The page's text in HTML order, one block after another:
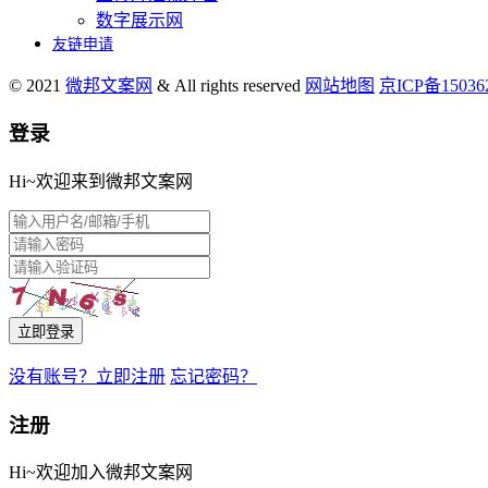
数字展示网
友链申请
© 2021 微邦文案网 & All rights reserved 网站地图 京ICP备
登录
Hi~欢迎来到微邦文案网
立即登录
没有账号？立即注册 忘记密码？
注册
Hi~欢迎加入微邦文案网